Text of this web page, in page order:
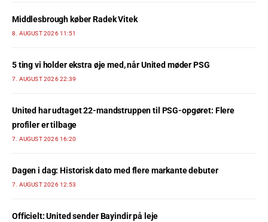
Middlesbrough køber Radek Vitek
8. AUGUST 2026 11:51
5 ting vi holder ekstra øje med, når United møder PSG
7. AUGUST 2026 22:39
United har udtaget 22-mandstruppen til PSG-opgøret: Flere
profiler er tilbage
7. AUGUST 2026 16:20
Dagen i dag: Historisk dato med flere markante debuter
7. AUGUST 2026 12:53
Officielt: United sender Bayindir på leje